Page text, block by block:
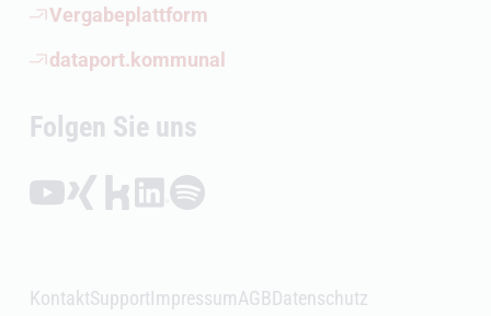
Vergabeplattform
(Öffnet externen Link)
dataport.kommunal
(Öffnet externen Link)
Folgen Sie uns
Folgen auf YouTube (Öffnet externen Link)
Folgen auf Xing (Öffnet externen Link)
Folgen auf Kununu (Öffnet externen Link)
Folgen auf LinkedIn (Öffnet externen Link)
Folgen auf Spotify (Öffnet externen Link)
KontaktSupportImpressumAGBDatenschutz